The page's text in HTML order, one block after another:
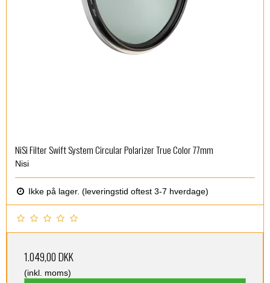
NiSi Filter Swift System Circular Polarizer True Color 77mm
Nisi
Ikke på lager. (leveringstid oftest 3-7 hverdage)
1.049,00 DKK
(inkl. moms)